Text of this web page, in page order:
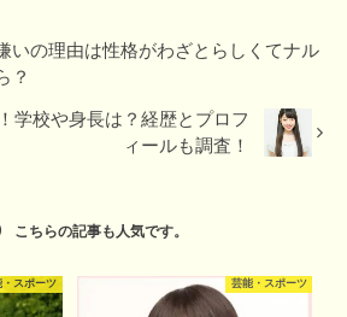
いの理由は性格がわざとらしくてナル
？
学校や身長は？経歴とプロフ
ィールも調査！
こちらの記事も人気です。
・スポーツ 芸能・スポーツ